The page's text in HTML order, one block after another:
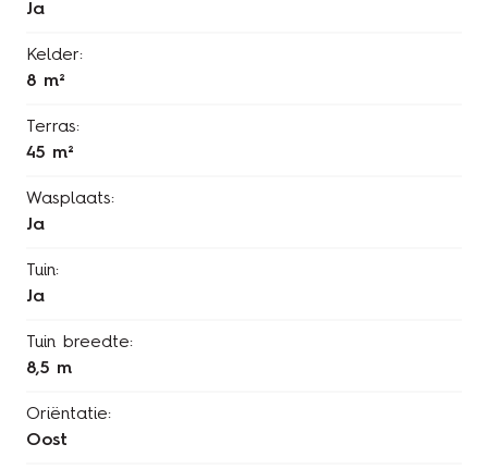
Ja
Kelder:
8 m²
Terras:
45 m²
Wasplaats:
Ja
Tuin:
Ja
Tuin breedte:
8,5 m
Oriëntatie:
Oost